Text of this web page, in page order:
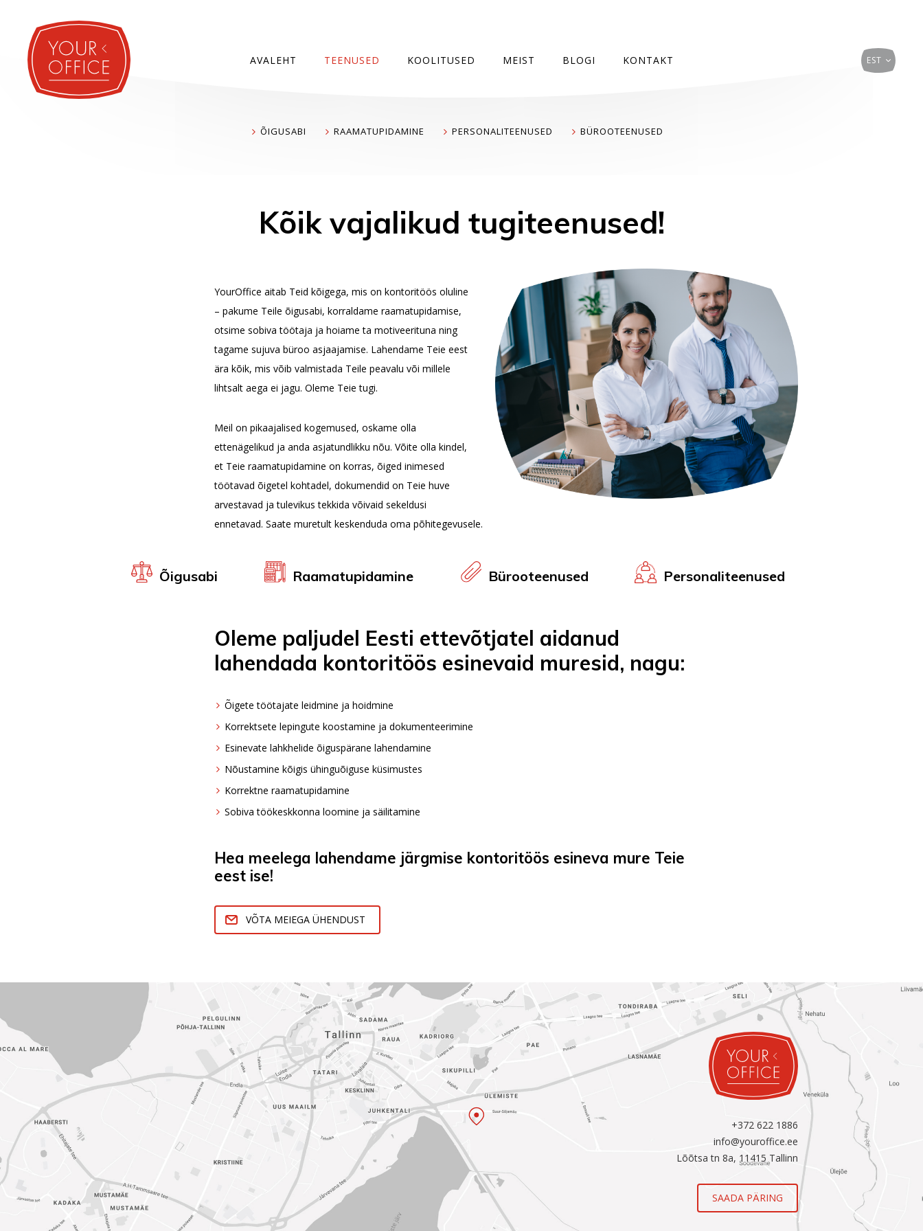
AVALEHT TEENUSED KOOLITUSED MEIST BLOGI KONTAKT EST
ÕIGUSABI RAAMATUPIDAMINE PERSONALITEENUSED BÜROOTEENUSED
Kõik vajalikud tugiteenused!
YourOffice aitab Teid kõigega, mis on kontoritöös oluline
– pakume Teile õigusabi, korraldame raamatupidamise,
otsime sobiva töötaja ja hoiame ta motiveerituna ning
tagame sujuva büroo asjaajamise. Lahendame Teie eest
ära kõik, mis võib valmistada Teile peavalu või millele
lihtsalt aega ei jagu. Oleme Teie tugi.
Meil on pikaajalised kogemused, oskame olla
ettenägelikud ja anda asjatundlikku nõu. Võite olla kindel,
et Teie raamatupidamine on korras, õiged inimesed
töötavad õigetel kohtadel, dokumendid on Teie huve
arvestavad ja tulevikus tekkida võivaid sekeldusi
ennetavad. Saate muretult keskenduda oma põhitegevusele.
Õigusabi Raamatupidamine Bürooteenused Personaliteenused
Oleme paljudel Eesti ettevõtjatel aidanud
lahendada kontoritöös esinevaid muresid, nagu:
Õigete töötajate leidmine ja hoidmine
Korrektsete lepingute koostamine ja dokumenteerimine
Esinevate lahkhelide õiguspärane lahendamine
Nõustamine kõigis ühinguõiguse küsimustes
Korrektne raamatupidamine
Sobiva töökeskkonna loomine ja säilitamine
Hea meelega lahendame järgmise kontoritöös esineva mure Teie
eest ise!
VÕTA MEIEGA ÜHENDUST
+372 622 1886
info@youroffice.ee
Lõõtsa tn 8a, 11415 Tallinn
SAADA PÄRING